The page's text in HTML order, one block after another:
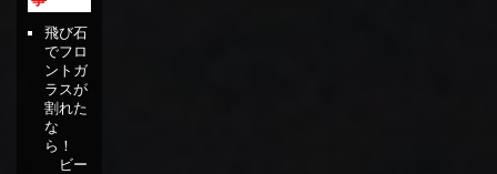
飛び石
でフロ
ントガ
ラスが
割れた
な
ら！
ビー